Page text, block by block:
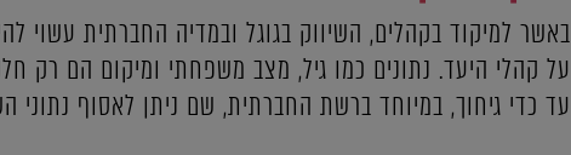
באשר למיקוד בקהלים, השיווק בגוגל ובמדיה החברתית עשוי
על קהלי היעד. נתונים כמו גיל, מצב משפחתי ומיקום הם רק
עד כדי גיחוך, במיוחד ברשת החברתית, שם ניתן לאסוף נתוני